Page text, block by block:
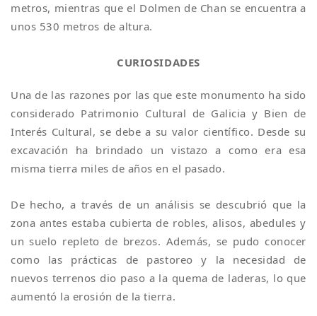
metros, mientras que el Dolmen de Chan se encuentra a
unos 530 metros de altura.
CURIOSIDADES
Una de las razones por las que este monumento ha sido
considerado Patrimonio Cultural de Galicia y Bien de
Interés Cultural, se debe a su valor científico. Desde su
excavación ha brindado un vistazo a como era esa
misma tierra miles de años en el pasado.
De hecho, a través de un análisis se descubrió que la
zona antes estaba cubierta de robles, alisos, abedules y
un suelo repleto de brezos. Además, se pudo conocer
como las prácticas de pastoreo y la necesidad de
nuevos terrenos dio paso a la quema de laderas, lo que
aumentó la erosión de la tierra.